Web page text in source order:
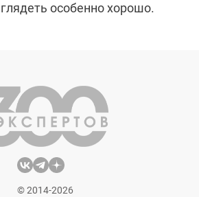
особенно хорошо.
а температура выше
Рассказываем о
манипуляциях,
делать с мая
по сентябрь.
© 2014-2026